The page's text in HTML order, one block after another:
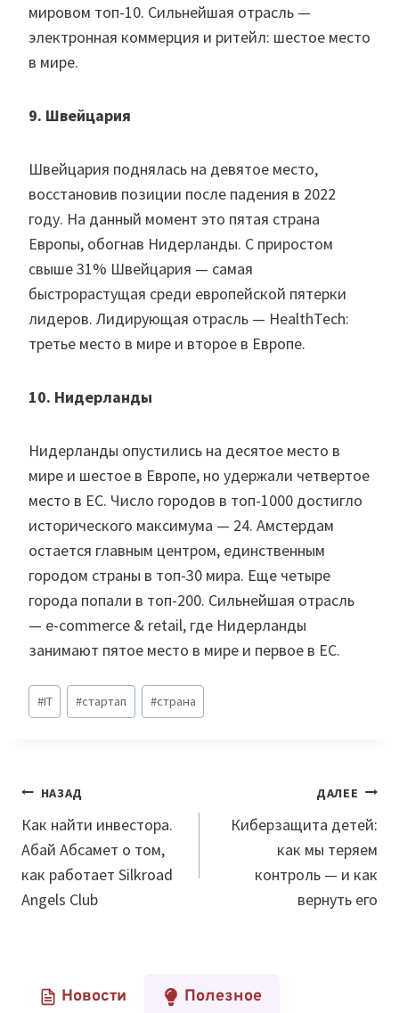
мировом топ-10. Сильнейшая отрасль —
электронная коммерция и ритейл: шестое место
в мире.
9. Швейцария
Швейцария поднялась на девятое место,
восстановив позиции после падения в 2022
году. На данный момент это пятая страна
Европы, обогнав Нидерланды. С приростом
свыше 31% Швейцария — самая
быстрорастущая среди европейской пятерки
лидеров. Лидирующая отрасль — HealthTech:
третье место в мире и второе в Европе.
10. Нидерланды
Нидерланды опустились на десятое место в
мире и шестое в Европе, но удержали четвертое
место в ЕС. Число городов в топ-1000 достигло
исторического максимума — 24. Амстердам
остается главным центром, единственным
городом страны в топ-30 мира. Еще четыре
города попали в топ-200. Сильнейшая отрасль
— e-commerce & retail, где Нидерланды
занимают пятое место в мире и первое в ЕС.
Метки
записи:
#IT #стартап #страна
Навигация
по
записям
НАЗАД
Как найти инвестора.
Абай Абсамет о том,
как работает Silkroad
Angels Club
ДАЛЕЕ
Киберзащита детей:
как мы теряем
контроль — и как
вернуть его
Новости Полезное